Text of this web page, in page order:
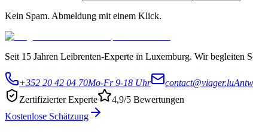
Kein Spam. Abmeldung mit einem Klick.
Seit 15 Jahren Leibrenten-Experte in Luxemburg. Wir begleiten
+352 20 42 04 70Mo-Fr 9-18 Uhr contact@viager.lu
Zertifizierter Experte
4,9/5 Bewertungen
Kostenlose Schätzung